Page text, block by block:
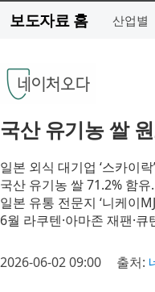
보도자료 홈 산업별
국산 유기농 쌀
일본 외식 대기업 ‘스카이
국산 유기농 쌀 71.2% 함
일본 유통 전문지 ‘니케이
6월 라쿠텐·아마존 재팬·
2026-06-02 09:00 출처: